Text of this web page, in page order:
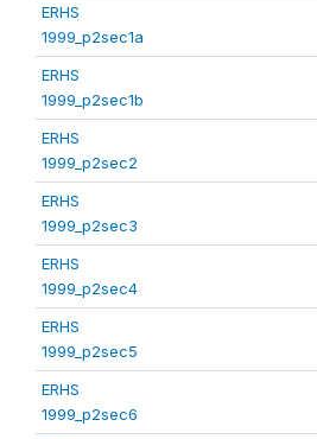
ERHS
1999_p2sec1a
ERHS
1999_p2sec1b
ERHS
1999_p2sec2
ERHS
1999_p2sec3
ERHS
1999_p2sec4
ERHS
1999_p2sec5
ERHS
1999_p2sec6